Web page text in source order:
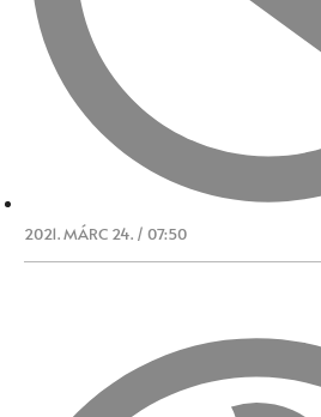
2021. MÁRC 24. / 07:50